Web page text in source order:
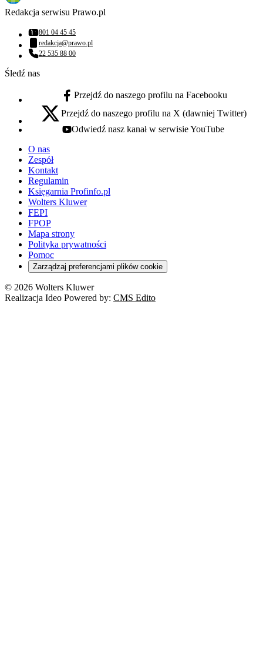
Redakcja serwisu Prawo.pl
Numer telefonu:
801 04 45 45
Adres email:
redakcja@prawo.pl
Numer telefonu:
22 535 88 00
Śledź nas
facebook - otwiera się w nowej karcie
Przejdź do naszego profilu na Facebooku
x - otwiera się w nowej karcie
Przejdź do naszego profilu na X (dawniej Twitter)
youtube - otwiera się w nowej karcie
Odwiedź nasz kanał w serwisie YouTube
O nas
Zespół
Kontakt
Regulamin
Księgarnia Profinfo.pl
Wolters Kluwer
FEPI
FPOP
Mapa strony
Polityka prywatności
Pomoc
Zarządzaj preferencjami plików cookie
© 2026 Wolters Kluwer
Realizacja Ideo Powered by: CMS Edito